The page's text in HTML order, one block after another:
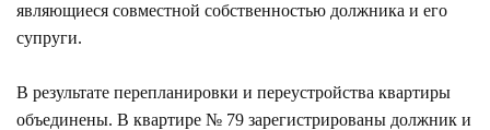
являющиеся совместной собственностью должника и его
супруги.
В результате перепланировки и переустройства квартиры
объединены. В квартире № 79 зарегистрированы должник и